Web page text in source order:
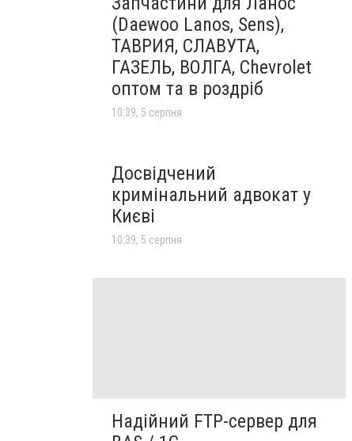
(Daewoo Lanos, Sens),
ТАВРИЯ, СЛАВУТА,
ГАЗЕЛЬ, ВОЛГА, Chevrolet
оптом та в роздріб
10:39, 5 серпня
Досвідчений
кримінальний адвокат у
Києві
10:39, 5 серпня
Надійний FTP-сервер для